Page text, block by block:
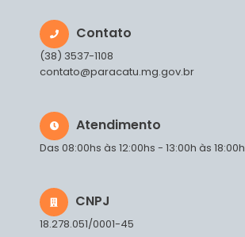
Contato
(38) 3537-1108
contato@paracatu.mg.gov.br
Atendimento
Das 08:00hs às 12:00hs - 13:00h às 18:00h
CNPJ
18.278.051/0001-45